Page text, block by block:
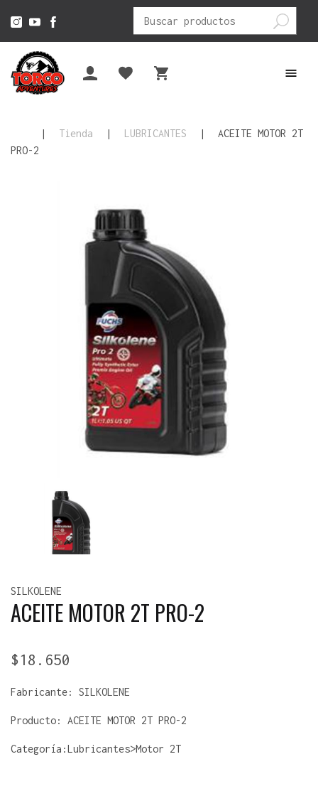
Buscar
por:
| Tienda | LUBRICANTES |
ACEITE MOTOR 2T
PRO-2
SILKOLENE
ACEITE MOTOR 2T PRO-2
$18.650
Fabricante: SILKOLENE
Producto: ACEITE MOTOR 2T PRO-2
Categoría:Lubricantes>Motor 2T